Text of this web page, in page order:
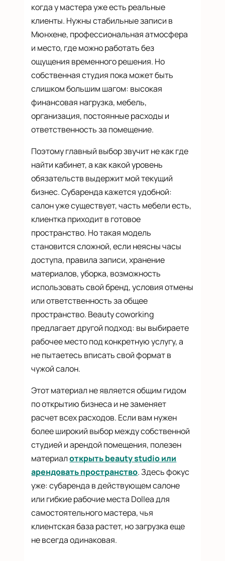
когда у мастера уже есть реальные
клиенты. Нужны стабильные записи в
Мюнхене, профессиональная атмосфера
и место, где можно работать без
ощущения временного решения. Но
собственная студия пока может быть
слишком большим шагом: высокая
финансовая нагрузка, мебель,
организация, постоянные расходы и
ответственность за помещение.
Поэтому главный выбор звучит не как где
найти кабинет, а как какой уровень
обязательств выдержит мой текущий
бизнес. Субаренда кажется удобной:
салон уже существует, часть мебели есть,
клиентка приходит в готовое
пространство. Но такая модель
становится сложной, если неясны часы
доступа, правила записи, хранение
материалов, уборка, возможность
использовать свой бренд, условия отмены
или ответственность за общее
пространство. Beauty coworking
предлагает другой подход: вы выбираете
рабочее место под конкретную услугу, а
не пытаетесь вписать свой формат в
чужой салон.
Этот материал не является общим гидом
по открытию бизнеса и не заменяет
расчет всех расходов. Если вам нужен
более широкий выбор между собственной
студией и арендой помещения, полезен
материалоткрыть beauty studio или
арендовать пространство. Здесь фокус
уже: субаренда в действующем салоне
или гибкие рабочие места Dollea для
самостоятельного мастера, чья
клиентская база растет, но загрузка еще
не всегда одинаковая.